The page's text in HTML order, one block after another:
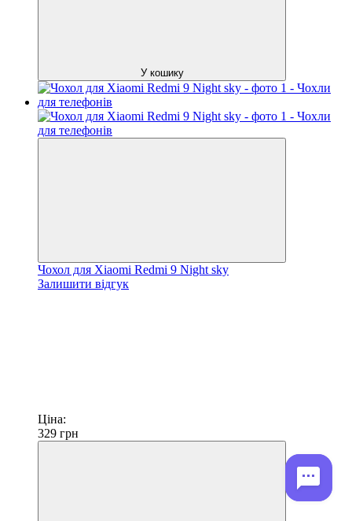
У кошику
Чохол для Xiaomi Redmi 9 Night sky
Залишити відгук
Ціна:
329 грн